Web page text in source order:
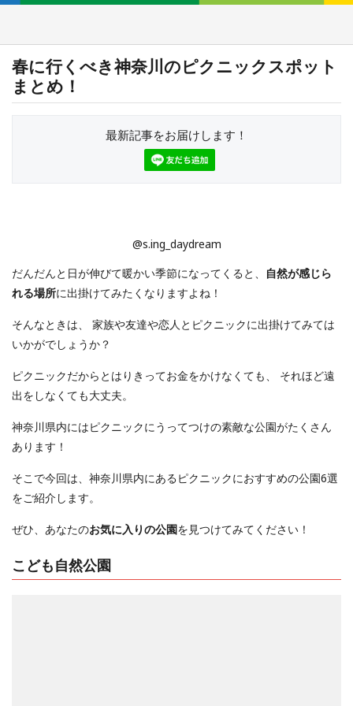
春に行くべき神奈川のピクニックスポット
まとめ！
最新記事をお届けします！
@s.ing_daydream
だんだんと日が伸びて暖かい季節になってくると、
自然が感じら
れる場所に出掛けてみたくなりますよね！
そんなときは、 家族や友達や恋人とピクニックに出掛けてみては
いかがでしょうか？
ピクニックだからとはりきってお金をかけなくても、 それほど遠
出をしなくても大丈夫。
神奈川県内にはピクニックにうってつけの素敵な公園がたくさん
あります！
そこで今回は、神奈川県内にあるピクニックにおすすめの公園6選
をご紹介します。
ぜひ、あなたのお気に入りの公園を見つけてみてください！
こども自然公園